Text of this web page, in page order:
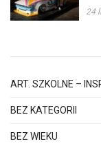
24
ART. SZKOLNE –
BEZ KATEGORII
BEZ WIEKU